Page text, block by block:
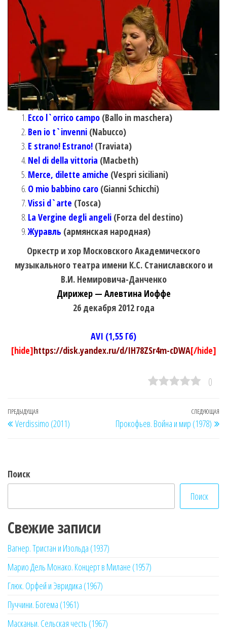
Ecco l`orrico campo (Ballo in maschera)
Ben io t`invenni (Nabucco)
E strano! Estrano! (Traviata)
Nel di della vittoria (Macbeth)
Merce, dilette amiche (Vespri siciliani)
O mio babbino caro (Gianni Schicchi)
Vissi d`arte (Tosca)
La Vergine degli angeli (Forza del destino)
Журавль (армянская народная)
Оркестр и хор Московского Академического
музыкального театра имени К.С. Станиславского и
В.И. Немировича-Данченко
Дирижер — Алевтина Иоффе
26 декабря 2012 года
AVI (1,55 Гб)
[hide]https://disk.yandex.ru/d/IH78ZSr4m-cDWA[/hide]
0
Навигация
по
Предыдущая
запись
ПРЕДЫДУЩАЯ
Verdissimo (2011)
СЛЕДУЮЩАЯ
Прокофьев. Война и мир (1978)
Поиск
Поиск
Свежие записи
Вагнер. Тристан и Изольда (1937)
Марио Дель Монако. Концерт в Милане (1957)
Глюк. Орфей и Эвридика (1967)
Пуччини. Богема (1961)
Масканьи. Сельская честь (1967)